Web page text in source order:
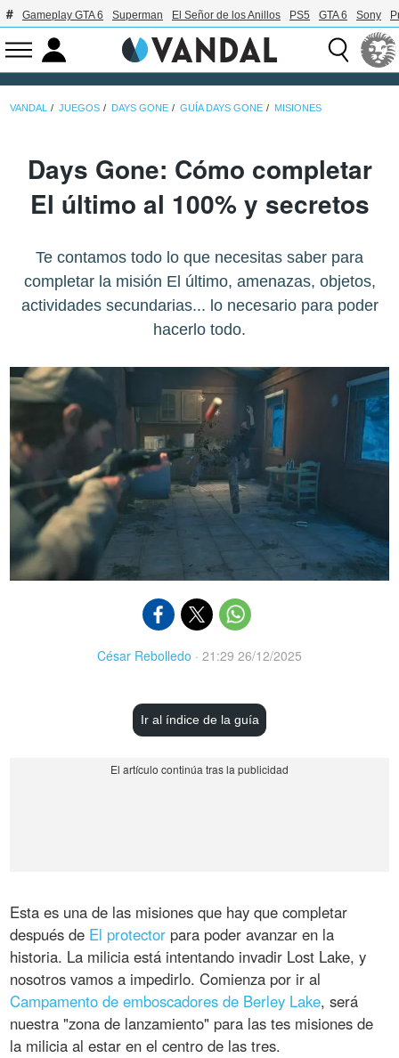
Gameplay GTA 6 Superman El Señor de los Anillos PS5 GTA 6 Sony
VANDAL JUEGOS DAYS GONE GUÍA DAYS GONE MISIONES
Days Gone: Cómo completar
El último al 100% y secretos
Te contamos todo lo que necesitas saber para
completar la misión El último, amenazas, objetos,
actividades secundarias... lo necesario para poder
hacerlo todo.
César Rebolledo · 21:29 26/12/2025
Ir al índice de la guía
Esta es una de las misiones que hay que completar
después de El protector para poder avanzar en la
historia. La milicia está intentando invadir Lost Lake, y
nosotros vamos a impedirlo. Comienza por ir al
Campamento de emboscadores de Berley Lake, será
nuestra "zona de lanzamiento" para las tes misiones de
la milicia al estar en el centro de las tres.